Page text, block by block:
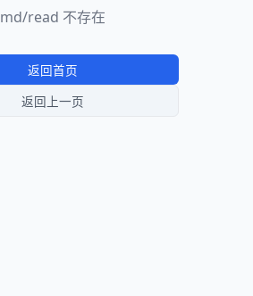
md/read 不存在
返回首页
返回上一页